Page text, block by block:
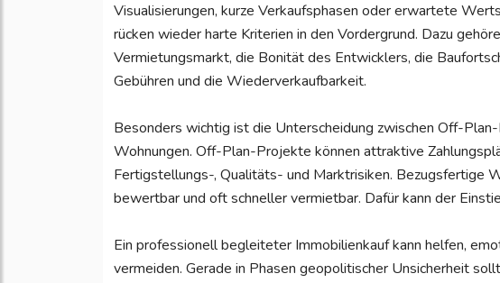
Visualisierungen, kurze Verkaufsphasen oder erwartete
rücken wieder harte Kriterien in den Vordergrund. Dazu
Vermietungsmarkt, die Bonität des Entwicklers, die
Gebühren und die Wiederverkaufbarkeit.
Besonders wichtig ist die Unterscheidung zwischen Off-
Wohnungen. Off-Plan-Projekte können attraktive
Fertigstellungs-, Qualitäts- und Marktrisiken. Bezugsfertige
bewertbar und oft schneller vermietbar. Dafür kann der
Ein professionell begleiteter Immobilienkauf kann helfen,
vermeiden. Gerade in Phasen geopolitischer Unsicherheit